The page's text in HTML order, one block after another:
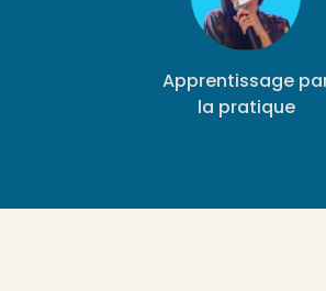
Apprentissage
la pratique